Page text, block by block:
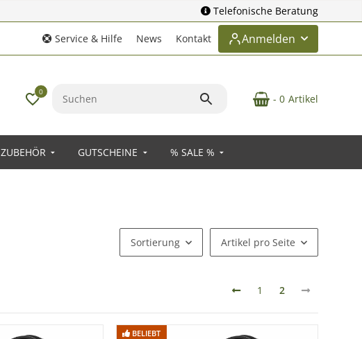
Telefonische Beratung
Service & Hilfe News Kontakt Anmelden
0
- 0 Artikel
ZUBEHÖR GUTSCHEINE % SALE %
Sortierung Artikel pro Seite
1 2
BELIEBT
BELIEBT